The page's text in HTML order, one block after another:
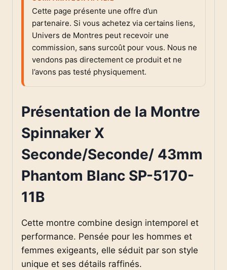
Cette page présente une offre d’un
partenaire. Si vous achetez via certains liens,
Univers de Montres peut recevoir une
commission, sans surcoût pour vous. Nous ne
vendons pas directement ce produit et ne
l’avons pas testé physiquement.
Présentation de la Montre
Spinnaker X
Seconde/Seconde/ 43mm
Phantom Blanc SP-5170-
11B
Cette montre combine design intemporel et
performance. Pensée pour les hommes et
femmes exigeants, elle séduit par son style
unique et ses détails raffinés.